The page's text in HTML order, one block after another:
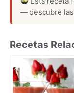
— descubre
Recetas